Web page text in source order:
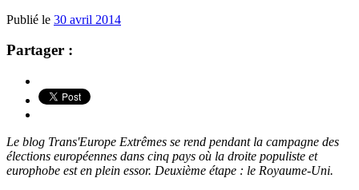
Publié le 30 avril 2014
Partager :
Le blog Trans'Europe Extrêmes se rend pendant la campagne des
élections européennes dans cinq pays où la droite populiste et
europhobe est en plein essor. Deuxième étape : le Royaume-Uni.